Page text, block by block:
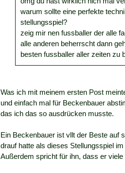
warum sollte eine perfekte
stellungsspiel?
zeig mir nen fussballer der alle
alle anderen beherrscht dann
besten fussballer aller zeiten zu
Was ich mit meinem ersten Post
und einfach mal für Beckenbauer
das ich das so ausdrücken musste.
Ein Beckenbauer ist vllt der Beste auf
drauf hatte als dieses Stellungsspiel
Außerdem spricht für ihn, dass er viele